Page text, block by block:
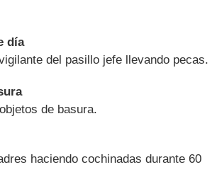
día
del pasillo jefe llevando pecas.
de basura.
haciendo cochinadas durante 60